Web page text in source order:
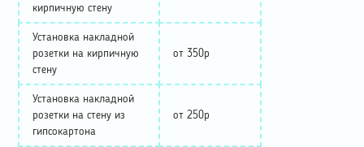
кирпичную стену
Установка накладной
розетки на кирпичную
стену
от 350р
Установка накладной
розетки на стену из
гипсокартона
от 250р